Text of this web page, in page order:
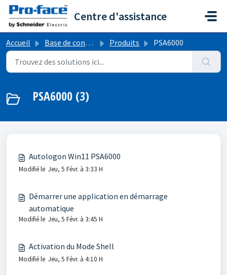
Passer au contenu principal
Centre d'assistance
Accueil Base de connaissances Produits PSA6000
PSA6000 (3)
Autologon Win11 PSA6000
Modifié le Jeu, 5 Févr. à 3:33 H
Démarrer une application en démarrage
automatique
Modifié le Jeu, 5 Févr. à 3:45 H
Activation du Mode Shell
Modifié le Jeu, 5 Févr. à 4:10 H